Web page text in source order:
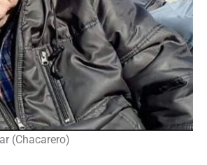
(Chacarero)